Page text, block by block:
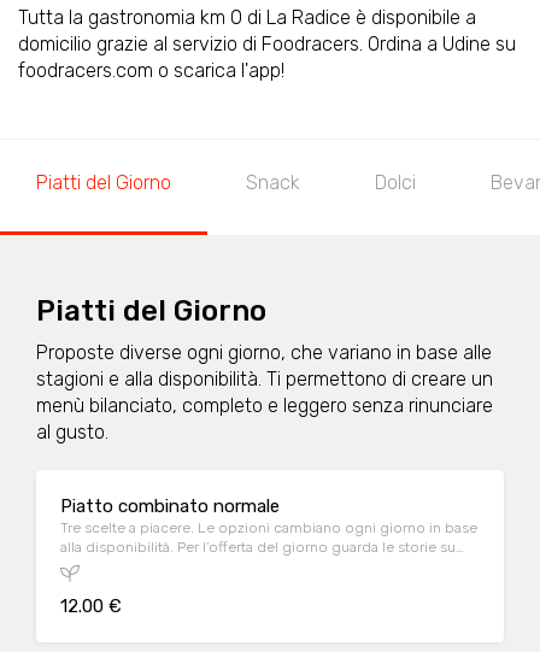
Tutta la gastronomia km 0 di La Radice è disponibile a
domicilio grazie al servizio di Foodracers. Ordina a Udine su
foodracers.com o scarica l'app!
Piatti del Giorno Snack Dolci
Piatti del Giorno
Proposte diverse ogni giorno, che variano in base alle
stagioni e alla disponibilità. Ti permettono di creare un
menù bilanciato, completo e leggero senza rinunciare
al gusto.
Piatto combinato normale
Tre scelte a piacere. Le opzioni cambiano ogni giorno in base
alla disponibilità. Per l’offerta del giorno guarda le storie su
Instagram o Facebook nella pagina del locale, oppure
contattalo al n. 0432 1504958
12.00 €